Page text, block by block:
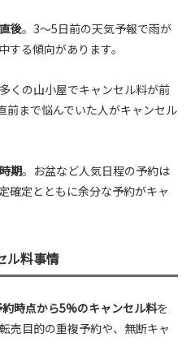
後。3〜5日前の天気予報で雨が
する傾向があります。
くの山小屋でキャンセル料が前
前まで悩んでいた人がキャンセル
期。お盆など人気日程の予約は
確定とともに余分な予約がキャ
ル料事情
約時点から5%のキャンセル料を
売目的の重複予約や、無断キャ